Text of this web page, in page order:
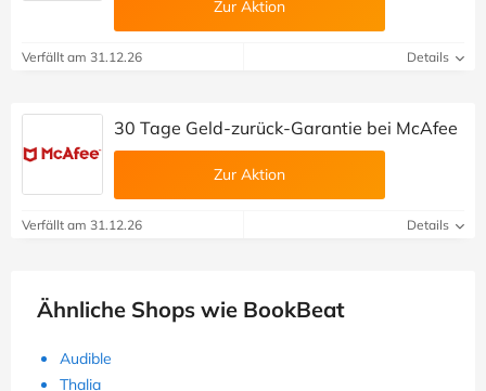
Zur Aktion
Verfällt am 31.12.26 Details
30 Tage Geld-zurück-Garantie bei McAfee
Zur Aktion
Verfällt am 31.12.26 Details
Ähnliche Shops wie BookBeat
Audible
Thalia